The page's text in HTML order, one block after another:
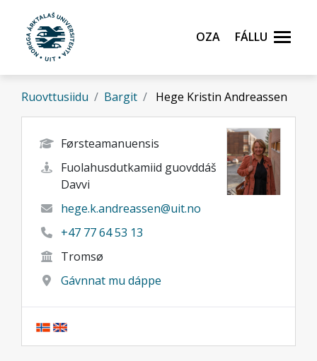
Gå til hovedinnhold
Oza
Fállu
Ruovttusiidu Bargit Hege Kristin Andreassen
Førsteamanuensis
Fuolahusdutkamiid guovddáš
Davvi
hege.k.andreassen@uit.no
+47 77 64 53 13
Tromsø
Gávnnat mu dáppe